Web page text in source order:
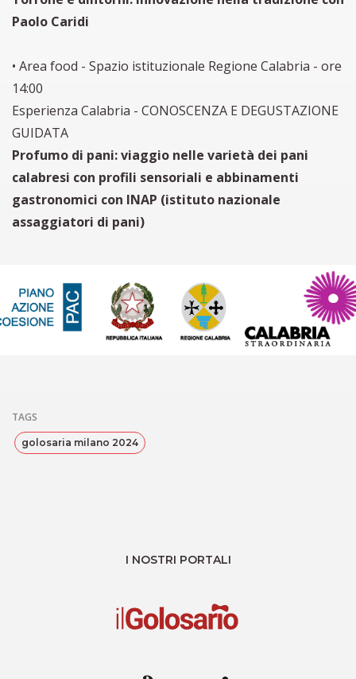
Paolo Caridi
• Area food - Spazio istituzionale Regione Calabria - ore
14:00
Esperienza Calabria - CONOSCENZA E DEGUSTAZIONE
GUIDATA
Profumo di pani: viaggio nelle varietà dei pani
calabresi con profili sensoriali e abbinamenti
gastronomici con INAP (istituto nazionale
assaggiatori di pani)
TAGS
golosaria milano 2024
I NOSTRI PORTALI